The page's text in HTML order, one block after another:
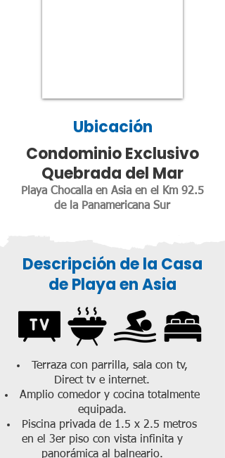
Ubicación
Condominio Exclusivo
Quebrada del Mar
Playa Chocalla en Asia en el Km 92.5
de la Panamericana Sur
Descripción de la Casa
de Playa en Asia
Terraza con parrilla, sala con tv,
Direct tv e internet.
Amplio comedor y cocina totalmente
equipada.
Piscina privada de 1.5 x 2.5 metros
en el 3er piso con vista infinita y
panorámica al balneario.